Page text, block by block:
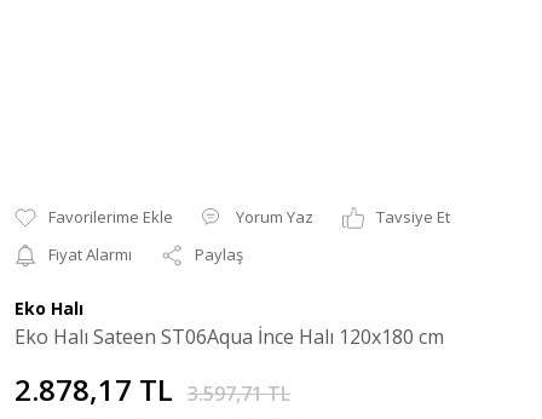
Yorum Yaz
Tavsiye Et
Fiyat Alarmı
Paylaş
Eko Halı
Eko Halı Sateen ST06Aqua İnce Halı 120x180 cm
2.878,17 TL 3.597,71 TL